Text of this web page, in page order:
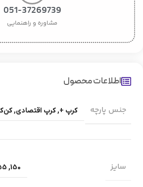
051-37269739
مشاوره و راهنمایی
اطلاعات محصول
جنس پارچه کرپ +,کرپ اقتصادی,
سایز 150
,